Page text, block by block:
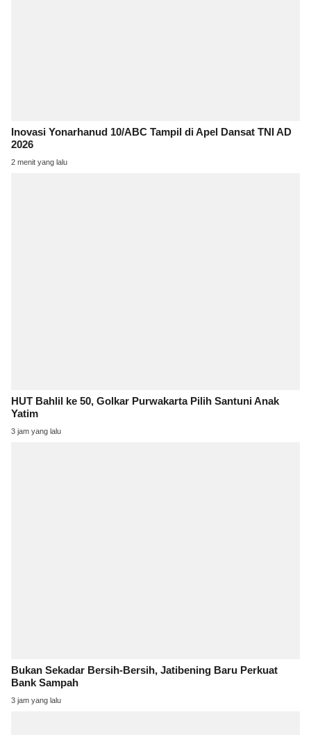
Inovasi Yonarhanud 10/ABC Tampil di Apel Dansat TNI AD
2026
2 menit yang lalu
HUT Bahlil ke 50, Golkar Purwakarta Pilih Santuni Anak
Yatim
3 jam yang lalu
Bukan Sekadar Bersih-Bersih, Jatibening Baru Perkuat
Bank Sampah
3 jam yang lalu